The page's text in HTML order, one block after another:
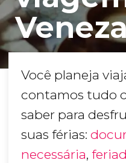
Você planeja
contamos tudo
saber para
suas férias:
necessária,